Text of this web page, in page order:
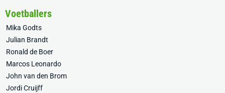
Voetballers
Mika Godts
Julian Brandt
Ronald de Boer
Marcos Leonardo
John van den Brom
Jordi Cruijff